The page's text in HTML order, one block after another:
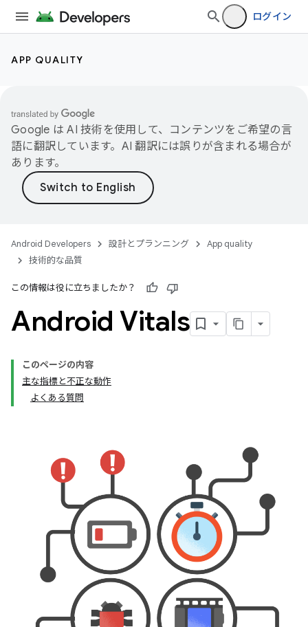
ログイン
APP QUALITY
Google は AI 技術を使用して、コンテンツをご希望の言
語に翻訳しています。AI 翻訳には誤りが含まれる場合が
あります。
Android Developers 設計とプランニング
App quality
技術的な品質
この情報は役に立ちましたか？
Android Vitals
このページの内容
主な指標と不正な動作
よくある質問